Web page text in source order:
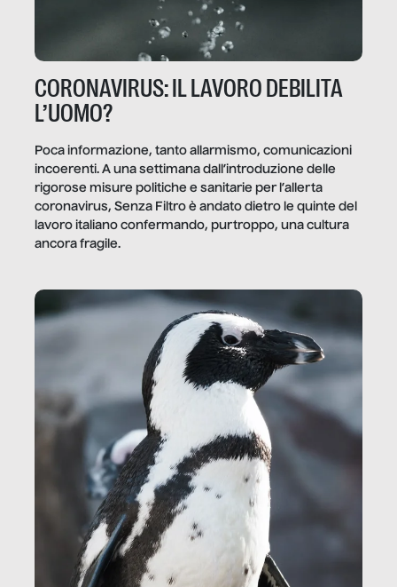
CORONAVIRUS: IL LAVORO DEBILITA
L’UOMO?
Poca informazione, tanto allarmismo, comunicazioni
incoerenti. A una settimana dall’introduzione delle
rigorose misure politiche e sanitarie per l’allerta
coronavirus, Senza Filtro è andato dietro le quinte del
lavoro italiano confermando, purtroppo, una cultura
ancora fragile.